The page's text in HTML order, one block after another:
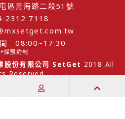
區青海路二段51號
2312 7118
間 08:00~17:30
*採預約制
股份有限公司 SetGet 2018 All
Reserved.
by
SUNSTAR